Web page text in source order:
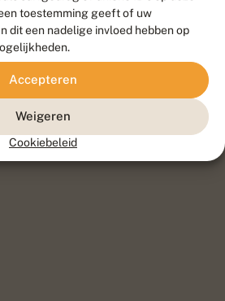
toestemming geeft of uw
dit een nadelige invloed hebben op
Accepteren
Weigeren
Cookiebeleid
door
Go2People
, ontworpen door
Field Agency
Privacy
Disclaimer
Sitemap